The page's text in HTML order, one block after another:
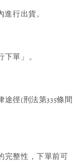
行出貨。
單」。
徑(刑法第335條間
完整性，下單前可